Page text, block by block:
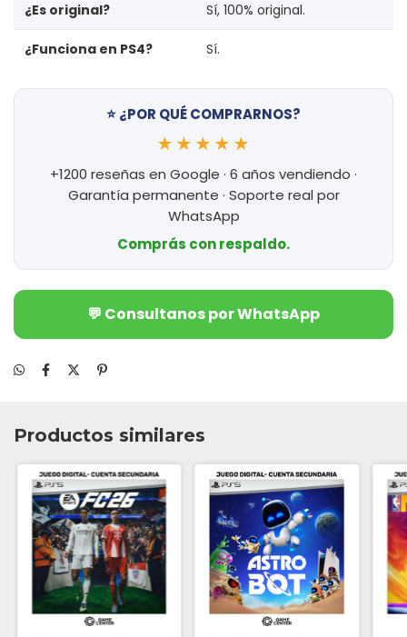
¿Es original? Sí, 100% original.
¿Funciona en PS4? Sí.
⭐ ¿POR QUÉ COMPRARNOS?
★★★★★
+1200 reseñas en Google · 6 años vendiendo ·
Garantía permanente · Soporte real por
WhatsApp
Comprás con respaldo.
💬 Consultanos por WhatsApp
Productos similares